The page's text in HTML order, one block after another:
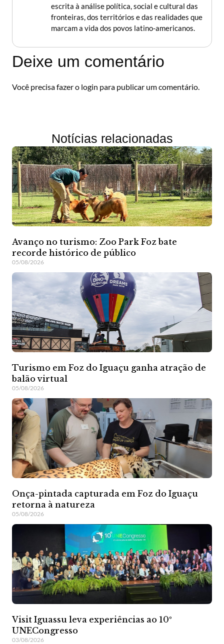
escrita à análise política, social e cultural das
fronteiras, dos territórios e das realidades que
marcam a vida dos povos latino-americanos.
Deixe um comentário
Você precisa fazer o login para publicar um comentário.
Notícias relacionadas
Avanço no turismo: Zoo Park Foz bate
recorde histórico de público
05/08/2026
Turismo em Foz do Iguaçu ganha atração de
balão virtual
05/08/2026
Onça-pintada capturada em Foz do Iguaçu
retorna à natureza
05/08/2026
Visit Iguassu leva experiências ao 10º
UNECongresso
03/08/2026